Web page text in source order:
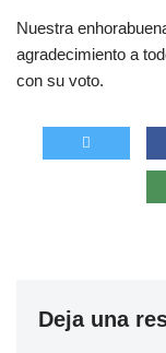
Nuestra
agradecimiento a
con su voto.
Deja una